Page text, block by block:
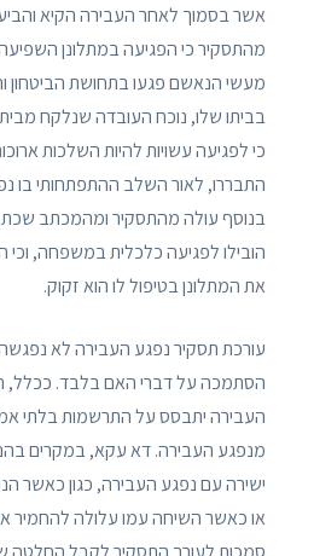
אשר בסמוך לאחר העבירה הקיא והביע
מהתסקיר כי הפגיעה במתלונן השפיעה
מעשי הנאשם פגעו בתחושת הביטחון
בביתו שלו, נוכח העובדה שנלקח
כי לפגיעה עשויות להיות השלכות
התבררו, לאור השלב ההתפתחותי בו
בנוסף עולה מהתסקיר ומהמכתב
הובילו לפגיעה כלכלית במשפחה,
את המתלונן בטיפול לו הוא זקוק.
עורכת תסקיר נפגע העבירה לא
הסתמכה על דברי האם בלבד. ככלל,
העבירה יתבסס על התרשמות בלתי
מנפגע העבירה. דא עקא, במקרים
ישירה עם נפגע העבירה, כגון כאשר
או כאשר השיחה עמו עלולה להחמיר